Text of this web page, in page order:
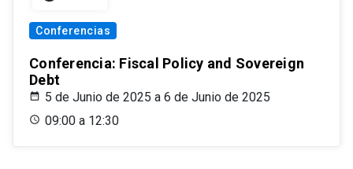
Conferencias
Conferencia: Fiscal Policy and Sovereign
Debt
5 de Junio de 2025 a 6 de Junio de 2025
09:00 a 12:30